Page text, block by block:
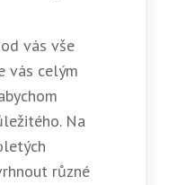
vás vše
vás celým
Na
různé